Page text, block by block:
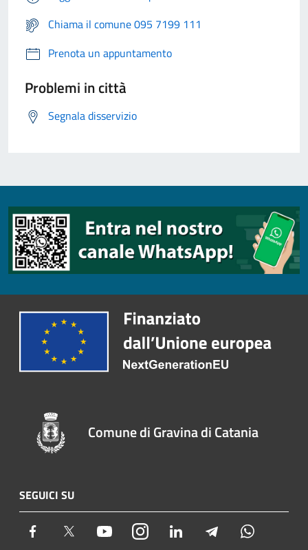
Chiama il comune 095 7199 111
Prenota un appuntamento
Problemi in città
Segnala disservizio
Comune di Gravina di Catania
SEGUICI SU
Facebook Twitter YoutubeInstagram LinkedIn Telegram